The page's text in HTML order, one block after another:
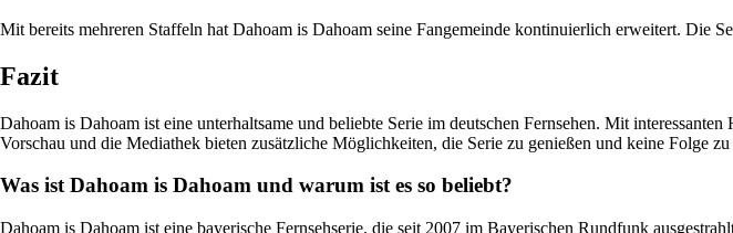
Mit bereits mehreren Staffeln hat Dahoam is Dahoam seine Fangemeinde kontinuierlich erweitert. Die
Fazit
Dahoam is Dahoam ist eine unterhaltsame und beliebte Serie im deutschen Fernsehen. Mit
Vorschau und die Mediathek bieten zusätzliche Möglichkeiten, die Serie zu genießen und keine Folge zu
Was ist Dahoam is Dahoam und warum ist es so beliebt?
Dahoam is Dahoam ist eine bayerische Fernsehserie, die seit 2007 im Bayerischen Rundfunk